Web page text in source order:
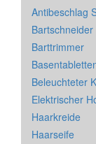
Antibeschlag
Bartschneider
Barttrimmer
Beleuchteter
Elektrischer
Haarkreide
Haarseife